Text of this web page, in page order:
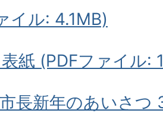
イル: 4.1MB)
紙 (PDFファイル:
長新年のあいさつ